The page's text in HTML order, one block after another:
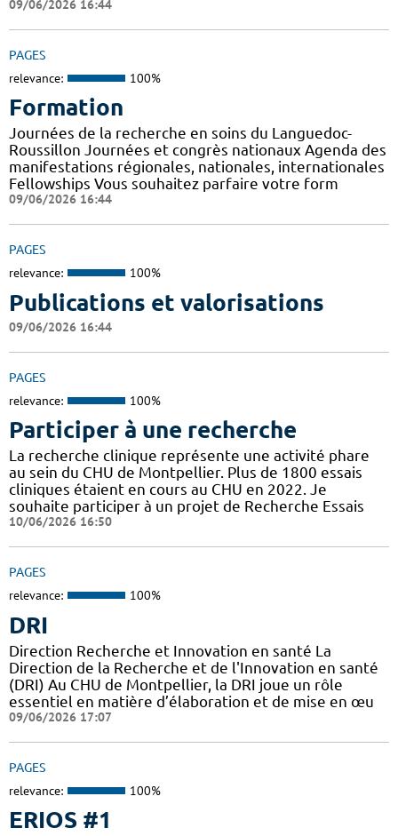
09/06/2026 16:44
PAGES
relevance: 100%
Formation
Journées de la recherche en soins du Languedoc-
Roussillon Journées et congrès nationaux Agenda des
manifestations régionales, nationales, internationales
Fellowships Vous souhaitez parfaire votre form
09/06/2026 16:44
PAGES
relevance: 100%
Publications et valorisations
09/06/2026 16:44
PAGES
relevance: 100%
Participer à une recherche
La recherche clinique représente une activité phare
au sein du CHU de Montpellier. Plus de 1800 essais
cliniques étaient en cours au CHU en 2022. Je
souhaite participer à un projet de Recherche Essais
10/06/2026 16:50
PAGES
relevance: 100%
DRI
Direction Recherche et Innovation en santé La
Direction de la Recherche et de l'Innovation en santé
(DRI) Au CHU de Montpellier, la DRI joue un rôle
essentiel en matière d’élaboration et de mise en œu
09/06/2026 17:07
PAGES
relevance: 100%
ERIOS #1